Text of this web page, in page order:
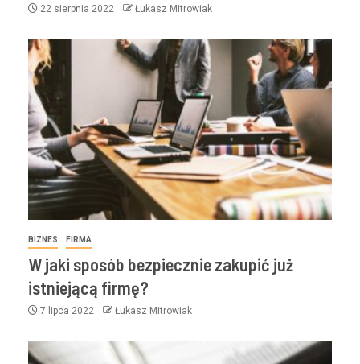
22 sierpnia 2022 Łukasz Mitrowiak
BIZNES FIRMA
W jaki sposób bezpiecznie zakupić już
istniejącą firmę?
7 lipca 2022 Łukasz Mitrowiak